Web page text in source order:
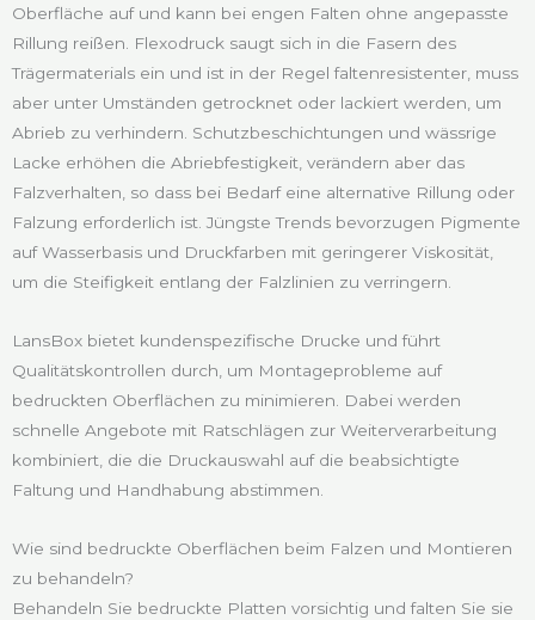
Oberfläche auf und kann bei engen Falten ohne angepasste
Rillung reißen. Flexodruck saugt sich in die Fasern des
Trägermaterials ein und ist in der Regel faltenresistenter, muss
aber unter Umständen getrocknet oder lackiert werden, um
Abrieb zu verhindern. Schutzbeschichtungen und wässrige
Lacke erhöhen die Abriebfestigkeit, verändern aber das
Falzverhalten, so dass bei Bedarf eine alternative Rillung oder
Falzung erforderlich ist. Jüngste Trends bevorzugen Pigmente
auf Wasserbasis und Druckfarben mit geringerer Viskosität,
um die Steifigkeit entlang der Falzlinien zu verringern.
LansBox bietet kundenspezifische Drucke und führt
Qualitätskontrollen durch, um Montageprobleme auf
bedruckten Oberflächen zu minimieren. Dabei werden
schnelle Angebote mit Ratschlägen zur Weiterverarbeitung
kombiniert, die die Druckauswahl auf die beabsichtigte
Faltung und Handhabung abstimmen.
Wie sind bedruckte Oberflächen beim Falzen und Montieren
zu behandeln?
Behandeln Sie bedruckte Platten vorsichtig und falten Sie sie